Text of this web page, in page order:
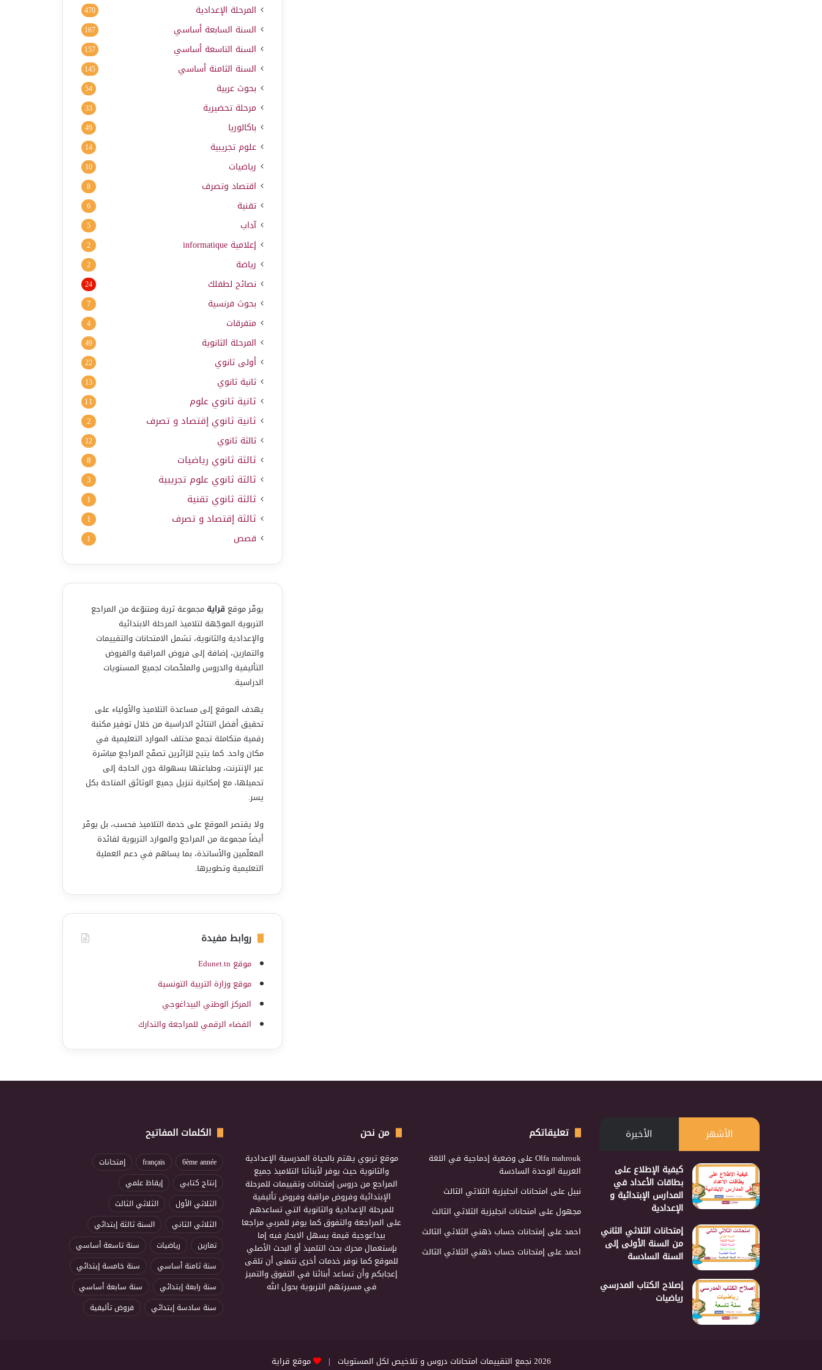
المرحلة الإعدادية 470
السنة السابعة أساسي 167
السنة التاسعة أساسي 157
السنة الثامنة أساسي 145
بحوث عربية 54
مرحلة تحضيرية 33
باكالوريا 49
علوم تجريبية 14
رياضيات 10
اقتصاد وتصرف 8
تقنية 6
آداب 5
إعلامية informatique
2
رياضة 2
نصائح لطفلك 24
بحوث فرنسية 7
متفرقات 4
المرحلة الثانوية 49
أولى ثانوي 22
ثانية ثانوي 13
ثانية ثانوي علوم 11
ثانية ثانوي إقتصاد و تصرف 2
ثالثة ثانوي 12
ثالثة ثانوي رياضيات 8
ثالثة ثانوي علوم تجريبية 3
ثالثة ثانوي تقنية 1
ثالثة إقتصاد و تصرف 1
قصص 1
يوفّر موقع قرايةمجموعة ثرية ومتنوّعة من المراجع
التربوية الموجّهة لتلاميذ المرحلة الابتدائية
والإعدادية والثانوية، تشمل الامتحانات والتقييمات
والتمارين، إضافة إلى فروض المراقبة والفروض
التأليفية والدروس والملخّصات لجميع المستويات
الدراسية.
يهدف الموقع إلى مساعدة التلاميذ والأولياء على
تحقيق أفضل النتائج الدراسية من خلال توفير مكتبة
رقمية متكاملة تجمع مختلف الموارد التعليمية في
مكان واحد. كما يتيح للزائرين تصفّح المراجع مباشرة
عبر الإنترنت، وطباعتها بسهولة دون الحاجة إلى
تحميلها، مع إمكانية تنزيل جميع الوثائق المتاحة بكل
يسر.
ولا يقتصر الموقع على خدمة التلاميذ فحسب، بل يوفّر
أيضاً مجموعة من المراجع والموارد التربوية لفائدة
المعلّمين والأساتذة، بما يساهم في دعم العملية
التعليمية وتطويرها.
روابط مفيدة
موقع Edunet.tn
موقع وزارة التربية التونسية
المركز الوطني البيداغوجي
الفضاء الرقمي للمراجعة والتدارك
الأشهر الأخيرة
كيفية الإطلاع على
بطاقات الأعداد في
المدارس الإبتدائية و
الإعدادية
إمتحانات الثلاثي الثاني
من السنة الأولى إلى
السنة السادسة
إصلاح الكتاب المدرسي
رياضيات
تعليقاتكم
Olfa mahroukعلىوضعية إدماجية في اللغة
العربية الوحدة السادسة
نبيلعلى امتحانات انجليزية الثلاثي الثالث
مجهولعلى امتحانات انجليزية الثلاثي الثالث
احمدعلى إمتحانات حساب ذهني الثلاثي الثالث
احمدعلى إمتحانات حساب ذهني الثلاثي الثالث
من نحن
موقع تربوي يهتم بالحياة المدرسية الإعدادية
والثانوية حيث يوفر لأبنائنا التلاميذ جميع
المراجع من دروس إمتحانات وتقييمات للمرحلة
الإبتدائية وفروض مراقبة وفروض تأليفية
للمرحلة الإعدادية والثانوية التي تساعدهم
على المراجعة والتفوق كما يوفر للمربي مراجعا
بيداغوجية قيمة يسهل الابحار فيه إما
بإستعمال محرك بحث التلميذ أو البحث الأصلي
للموقع كما نوفر خدمات أخرى نتمنى أن تلقى
إعجابكم وأن تساعد أبنائنا في التفوق والتميز
في مسيرتهم التربوية بحول الله
الكلمات المفاتيح
6ème année
français
إمتحانات
إنتاج كتابي
إيقاظ علمي
الثلاثي الأول
الثلاثي الثالث
الثلاثي الثاني
السنة ثالثة إبتدائي
تمارين
رياضيات
سنة تاسعة أساسي
سنة ثامنة أساسي
سنة خامسة إبتدائي
سنة رابعة إبتدائي
سنة سابعة أساسي
سنة سادسة إبتدائي
فروض تأليفية
2026 نجمع التقييمات امتحانات دروس و تلاخيص لكل المستويات | موقع قراية